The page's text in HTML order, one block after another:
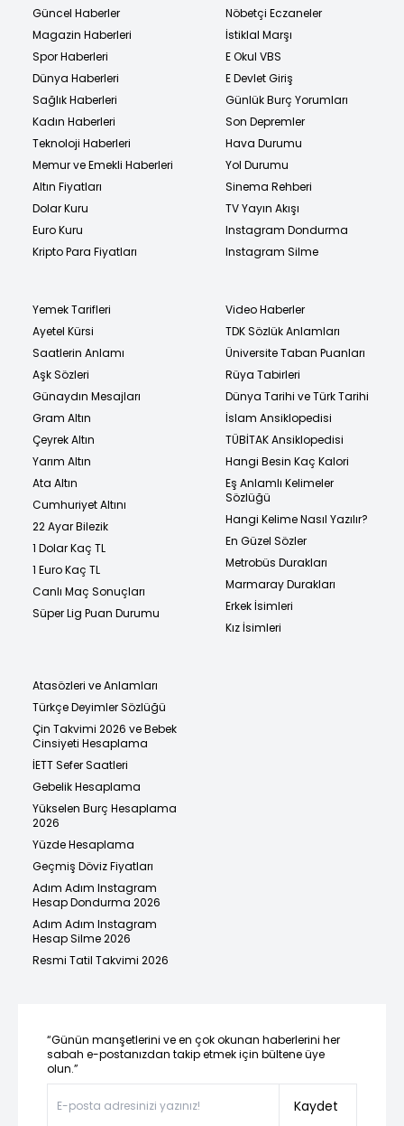
Güncel Haberler
Magazin Haberleri
Spor Haberleri
Dünya Haberleri
Sağlık Haberleri
Kadın Haberleri
Teknoloji Haberleri
Memur ve Emekli Haberleri
Altın Fiyatları
Dolar Kuru
Euro Kuru
Kripto Para Fiyatları
Nöbetçi Eczaneler
İstiklal Marşı
E Okul VBS
E Devlet Giriş
Günlük Burç Yorumları
Son Depremler
Hava Durumu
Yol Durumu
Sinema Rehberi
TV Yayın Akışı
Instagram Dondurma
Instagram Silme
Yemek Tarifleri
Ayetel Kürsi
Saatlerin Anlamı
Aşk Sözleri
Günaydın Mesajları
Gram Altın
Çeyrek Altın
Yarım Altın
Ata Altın
Cumhuriyet Altını
22 Ayar Bilezik
1 Dolar Kaç TL
1 Euro Kaç TL
Canlı Maç Sonuçları
Süper Lig Puan Durumu
Video Haberler
TDK Sözlük Anlamları
Üniversite Taban Puanları
Rüya Tabirleri
Dünya Tarihi ve Türk Tarihi
İslam Ansiklopedisi
TÜBİTAK Ansiklopedisi
Hangi Besin Kaç Kalori
Eş Anlamlı Kelimeler
Sözlüğü
Hangi Kelime Nasıl Yazılır?
En Güzel Sözler
Metrobüs Durakları
Marmaray Durakları
Erkek İsimleri
Kız İsimleri
Atasözleri ve Anlamları
Türkçe Deyimler Sözlüğü
Çin Takvimi 2026 ve Bebek
Cinsiyeti Hesaplama
İETT Sefer Saatleri
Gebelik Hesaplama
Yükselen Burç Hesaplama
2026
Yüzde Hesaplama
Geçmiş Döviz Fiyatları
Adım Adım Instagram
Hesap Dondurma 2026
Adım Adım Instagram
Hesap Silme 2026
Resmi Tatil Takvimi 2026
“Günün manşetlerini ve en çok okunan haberlerini her
sabah e-postanızdan takip etmek için bültene üye
olun.”
Kaydet